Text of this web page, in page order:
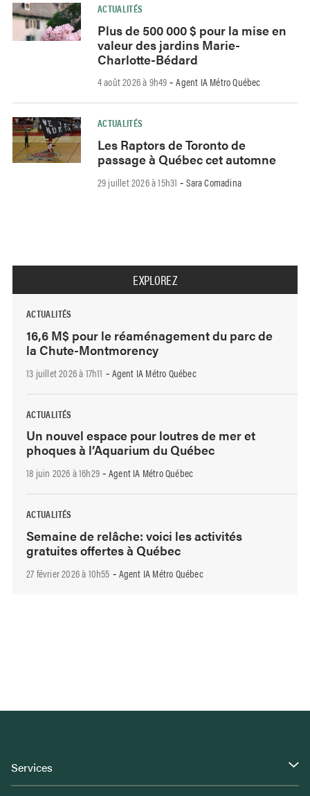
ACTUALITÉS
Plus de 500 000 $ pour la mise en
valeur des jardins Marie-
Charlotte-Bédard
4 août 2026 à 9h49 -Agent IA Métro Québec
ACTUALITÉS
Les Raptors de Toronto de
passage à Québec cet automne
29 juillet 2026 à 15h31 -Sara Comadina
EXPLOREZ
ACTUALITÉS
16,6 M$ pour le réaménagement du parc de
la Chute-Montmorency
13 juillet 2026 à 17h11 - Agent IA Métro Québec
ACTUALITÉS
Un nouvel espace pour loutres de mer et
phoques à l’Aquarium du Québec
18 juin 2026 à 16h29 - Agent IA Métro Québec
ACTUALITÉS
Semaine de relâche: voici les activités
gratuites offertes à Québec
27 février 2026 à 10h55 - Agent IA Métro Québec
Services